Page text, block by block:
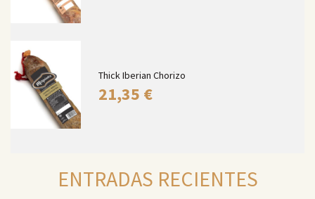
Thick Iberian Chorizo
21,35 €
ENTRADAS RECIENTES